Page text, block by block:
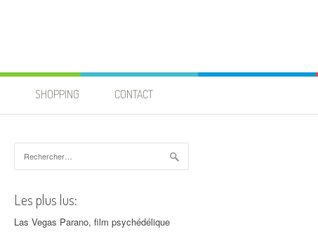
SHOPPING CONTACT
Les plus lus:
Las Vegas Parano, film psychédélique